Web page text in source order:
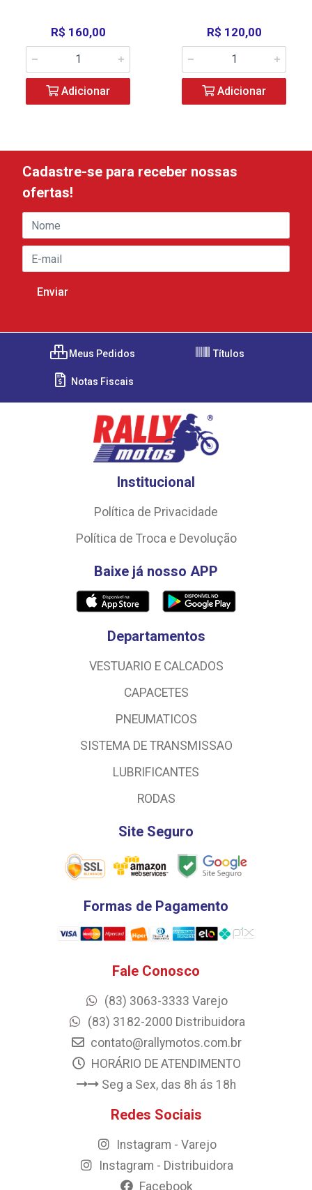
R$ 160,00
Adicionar
R$ 120,00
Adicionar
Cadastre-se para receber nossas
ofertas!
Meus Pedidos Títulos
Notas Fiscais
Institucional
Política de Privacidade
Política de Troca e Devolução
Baixe já nosso APP
Departamentos
VESTUARIO E CALCADOS
CAPACETES
PNEUMATICOS
SISTEMA DE TRANSMISSAO
LUBRIFICANTES
RODAS
Site Seguro
Formas de Pagamento
Fale Conosco
(83) 3063-3333 Varejo
(83) 3182-2000 Distribuidora
contato@rallymotos.com.br
HORÁRIO DE ATENDIMENTO
Seg a Sex, das 8h ás 18h
Redes Sociais
Instagram - Varejo
Instagram - Distribuidora
Facebook